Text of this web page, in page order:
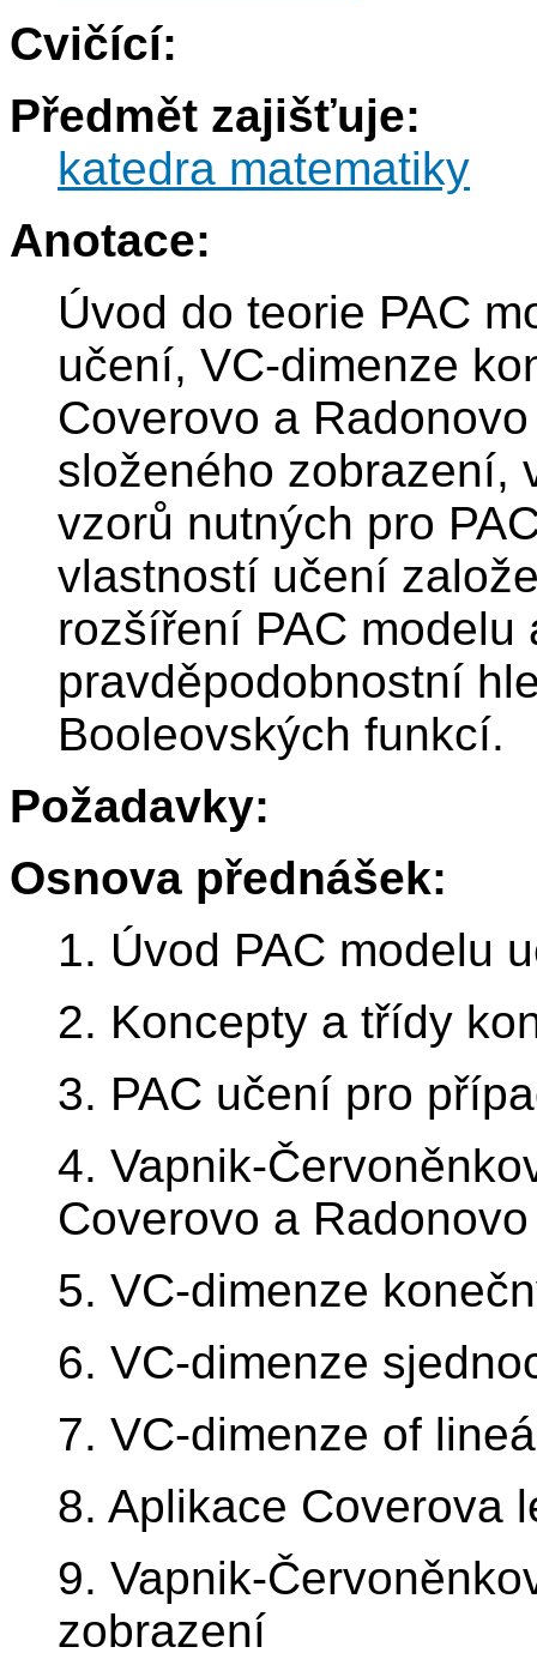
Cvičící:
Předmět zajišťuje:
katedra matematiky
Anotace:
Úvod do teorie PAC
učení, VC-dimenze
Coverovo a
složeného zobrazení,
vzorů nutných pro
vlastností učení
rozšíření PAC modelu
pravděpodobnostní
Booleovských funkcí.
Požadavky:
Osnova přednášek:
1. Úvod PAC modelu
2. Koncepty a třídy
3. PAC učení pro
4. Vapnik-
Coverovo a
5. VC-dimenze
6. VC-dimenze
7. VC-dimenze of
8. Aplikace Coverova
9. Vapnik-
zobrazení